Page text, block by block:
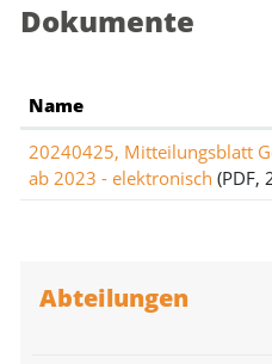
Dokumente
Name
20240425, Mitteilungsblatt
ab 2023 - elektronisch (PDF,
Abteilungen